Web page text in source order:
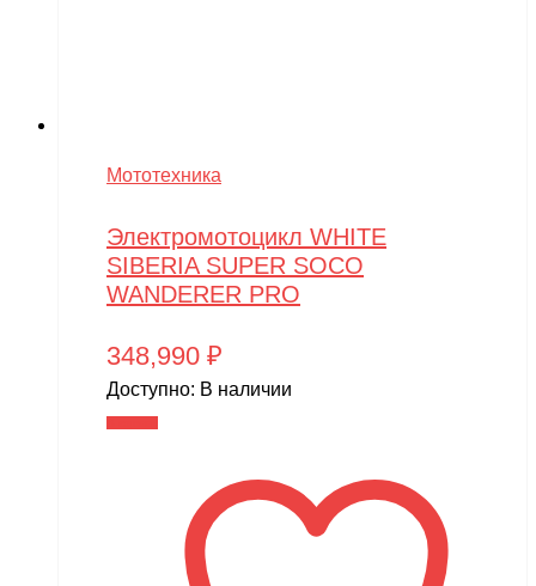
Мототехника
Электромотоцикл WHITE
SIBERIA SUPER SOCO
WANDERER PRO
348,990 ₽
Доступно: В наличии